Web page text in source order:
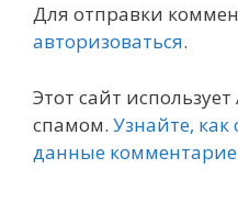
Для отправки
авторизоваться.
Этот сайт
спамом. Узнайте,
данные